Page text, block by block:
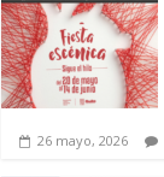
26 mayo, 2026